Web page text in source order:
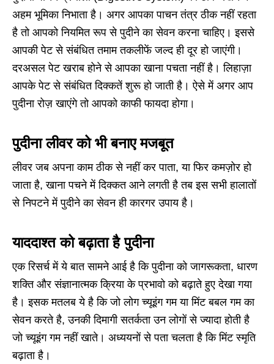
अहम भूमिका निभाता है। अगर आपका पाचन तंत्र ठीक नहीं रहता
है तो आपको नियमित रूप से पुदीने का सेवन करना चाहिए। इससे
आपकी पेट से संबंधित तमाम तकलीफें जल्द ही दूर हो जाएंगी।
दरअसल पेट खराब होने से आपका खाना पचता नहीं है। लिहाज़ा
आपके पेट से संबंधित दिक्कतें शुरू हो जाती है। ऐसे में अगर आप
पुदीना रोज़ खाएंगे तो आपको काफी फायदा होगा।
पुदीना लीवर को भी बनाए मजबूत
लीवर जब अपना काम ठीक से नहीं कर पाता, या फिर कमज़ोर हो
जाता है, खाना पचने में दिक्कत आने लगती है तब इस सभी हालातों
से निपटने में पुदीने का सेवन ही कारगर उपाय है।
याददाश्त को बढ़ाता है पुदीना
एक रिसर्च में ये बात सामने आई है कि पुदीना को जागरूकता, धारण
शक्ति और संज्ञानात्मक क्रिया के प्रभावो को बढ़ाते हुए देखा गया
है। इसक मतलब ये है कि जो लोग च्यूइंग गम या मिंट बबल गम का
सेवन करते है, उनकी दिमागी सतर्कता उन लोगों से ज्यादा होती है
जो च्यूइंग गम नहीं खाते। अध्ययनों से पता चलता है कि मिंट स्मृति
बढ़ाता है।